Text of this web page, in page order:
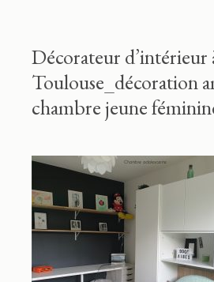
Décorateur d’intérieur
Toulouse_décoration
chambre jeune